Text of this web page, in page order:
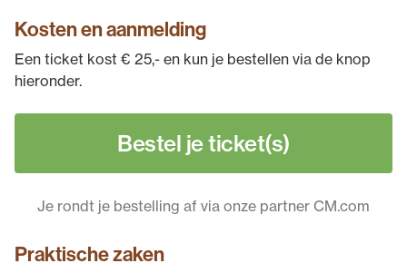
Kosten en aanmelding
Een ticket kost € 25,- en kun je bestellen via de knop
hieronder.
Bestel je ticket(s)
Je rondt je bestelling af via onze partner CM.com
Praktische zaken